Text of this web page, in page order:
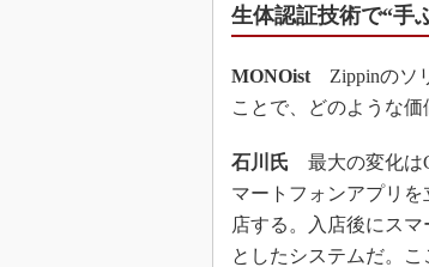
生体認証技術で“手
MONOist Zippinのソ
ことで、どのような
石川氏 最大の変化は
マートフォンアプリ
店する。入店後にス
としたシステムだ。